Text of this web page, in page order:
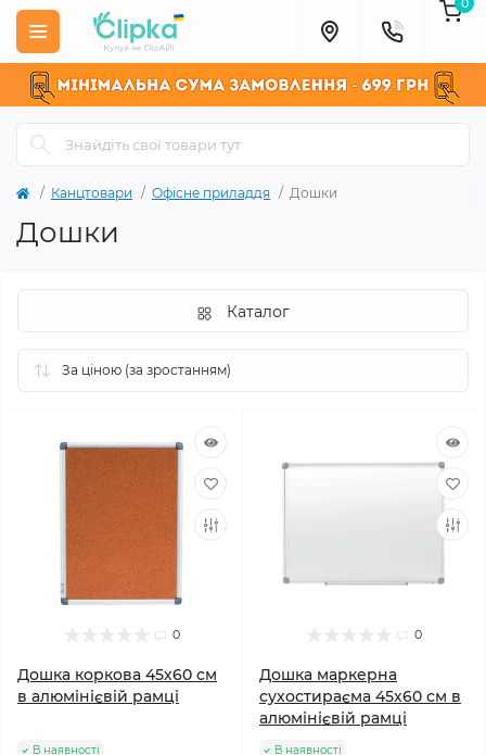
Канцтовари Офісне приладдя Дошки
Дошки
Каталог
0
Дошка коркова 45х60 см
в алюмінієвій рамці
В наявності
0
Дошка маркерна
сухостираєма 45х60 см в
алюмінієвій рамці
В наявності